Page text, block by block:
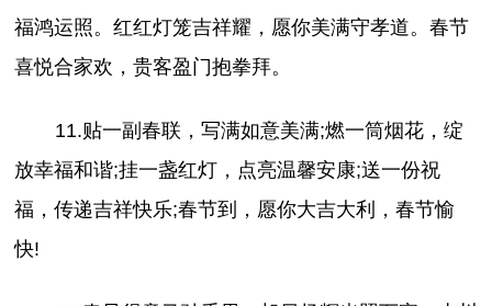
福鸿运照。红红灯笼吉祥耀，愿你美满守孝道。春节
喜悦合家欢，贵客盈门抱拳拜。
11.贴一副春联，写满如意美满;燃一筒烟花，绽
放幸福和谐;挂一盏红灯，点亮温馨安康;送一份祝
福，传递吉祥快乐;春节到，愿你大吉大利，春节愉
快!